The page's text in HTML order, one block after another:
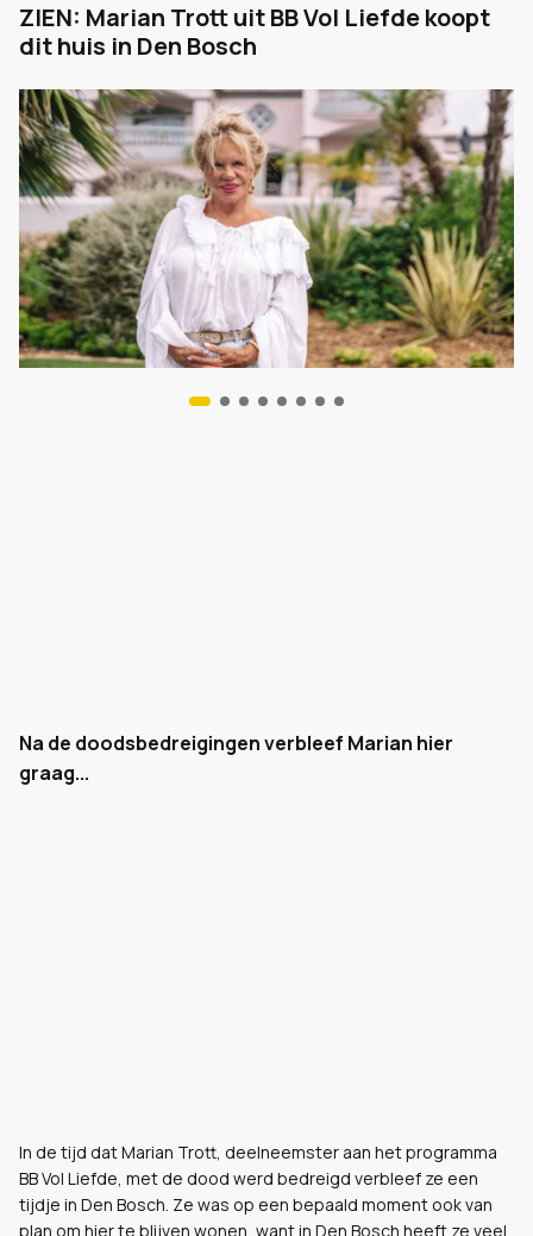
ZIEN: Marian Trott uit BB Vol Liefde koopt
dit huis in Den Bosch
Na de doodsbedreigingen verbleef Marian hier
graag...
In de tijd dat Marian Trott, deelneemster aan het programma
BB Vol Liefde, met de dood werd bedreigd verbleef ze een
tijdje in Den Bosch. Ze was op een bepaald moment ook van
plan om hier te blijven wonen, want in Den Bosch heeft ze veel